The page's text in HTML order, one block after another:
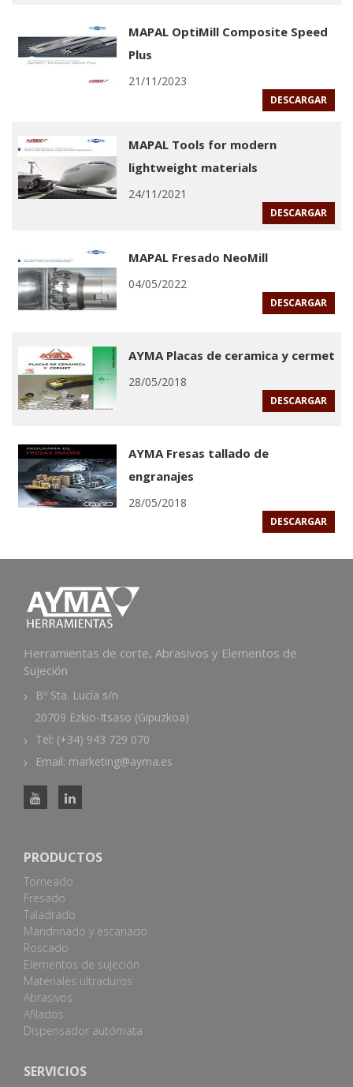
MAPAL OptiMill Composite Speed
Plus
21/11/2023
DESCARGAR
MAPAL Tools for modern
lightweight materials
24/11/2021
DESCARGAR
MAPAL Fresado NeoMill
04/05/2022
DESCARGAR
AYMA Placas de ceramica y cermet
28/05/2018
DESCARGAR
AYMA Fresas tallado de
engranajes
28/05/2018
DESCARGAR
Herramientas de corte, Abrasivos y Elementos de
Sujeción
Bº Sta. Lucía s/n
20709 Ezkio-Itsaso (Gipuzkoa)
Tel: (+34) 943 729 070
Email: marketing@ayma.es
PRODUCTOS
Torneado
Fresado
Taladrado
Mandrinado y escariado
Roscado
Elementos de sujeción
Materiales ultraduros
Abrasivos
Afilados
Dispensador autómata
SERVICIOS